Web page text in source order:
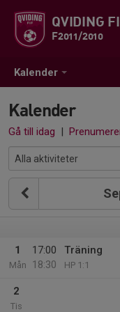
Kalender
QVIDING
F2011/2010
Kalender
Gå till idag |
1
Mån
17:00
18:30
Träning
HP 1:1
2
Tis